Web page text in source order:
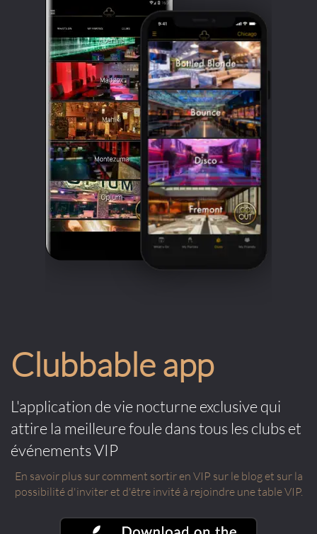
Clubbable app
L'application de vie nocturne exclusive qui
attire la meilleure foule dans tous les clubs et
événements VIP
En savoir plus sur comment sortir en VIP sur le blog et sur la
possibilité d'inviter et d'être invité à rejoindre une table VIP.